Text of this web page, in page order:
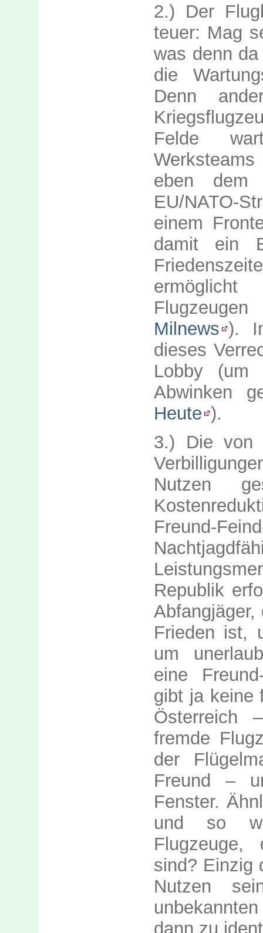
2.) Der
teuer: Mag
was denn
die
Denn
Felde
eben dem
EU/NATO-
einem
damit ein
Milnews ).
dieses
Lobby
Abwinken
Heute ).
3.) Die von
Nutzen
Freund-
Republik
Frieden ist,
um
eine
gibt ja keine
Österreich
fremde
der
Freund –
Fenster.
und so
sind? Einzig
Nutzen
dann zu